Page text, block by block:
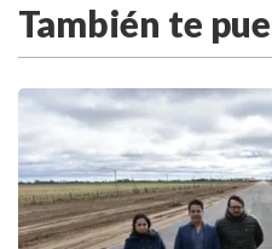
También te